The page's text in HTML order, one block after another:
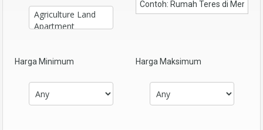
Harga Minimum Harga Maksimum